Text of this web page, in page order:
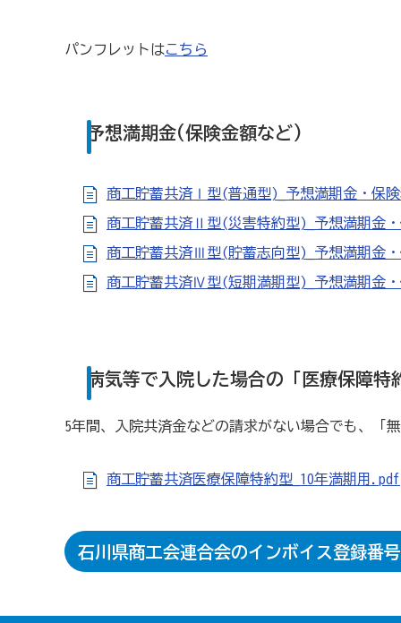
パンフレットはこちら
予想満期金(保険金額など)
商工貯蓄共済Ⅰ型(普通型)_予想満期金・保
商工貯蓄共済Ⅱ型(災害特約型)_予想満期金
商工貯蓄共済Ⅲ型(貯蓄志向型)_予想満期金
商工貯蓄共済Ⅳ型(短期満期型)_予想満期金
病気等で入院した場合の「医療保障特
5年間、入院共済金などの請求がない場合でも、「
商工貯蓄共済医療保障特約型_10年満期用.pdf
石川県商工会連合会のインボイス登録番